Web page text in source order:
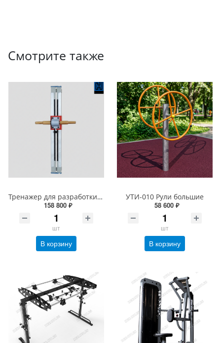
Смотрите также
Тренажер для разработки кистей рук
158 800 ₽
шт
В корзину
УТИ-010 Рули большие
58 600 ₽
шт
В корзину